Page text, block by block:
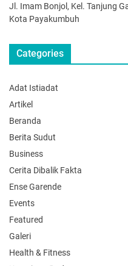
Jl. Imam Bonjol, Kel. Tanjung
Kota Payakumbuh
Categories
Adat Istiadat
Artikel
Beranda
Berita Sudut
Business
Cerita Dibalik Fakta
Ense Garende
Events
Featured
Galeri
Health & Fitness